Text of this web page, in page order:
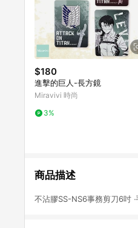
$180
進擊的巨人-長方鏡
Miravivi 時尚
3%
商品描述
不沾膠SS-NS6事務剪刀6吋